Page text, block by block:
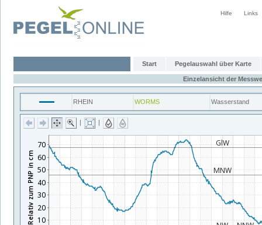
Hilfe Links
Start Pegelauswahl über Karte
Einzelansicht der
RHEIN WORMS Wasserstand
| |